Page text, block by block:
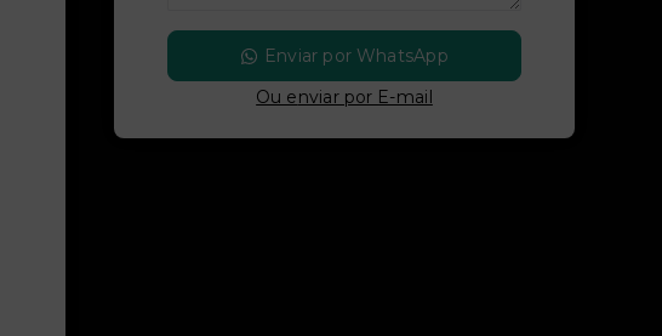
Enviar por WhatsApp
Ou enviar por E-mail